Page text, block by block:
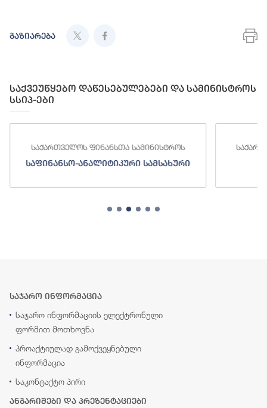
გაზიარება
საქვეუწყებო დაწესებულებები და სამინისტროს
სსიპ-ები
საქართველოს ფინანსთა სამინისტროს
საფინანსო-ანალიტიკური სამსახური
საჯარო ინფორმაცია
საჯარო ინფორმაციის ელექტრონული
ფორმით მოთხოვნა
პროაქტიულად გამოქვეყნებული
ინფორმაცია
საკონტაქტო პირი
ანგარიშები და პრეზენტაციები